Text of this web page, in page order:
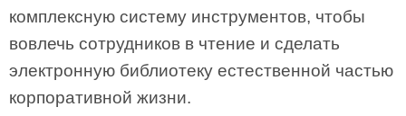
комплексную систему инструментов, чтобы
вовлечь сотрудников в чтение и сделать
электронную библиотеку естественной частью
корпоративной жизни.